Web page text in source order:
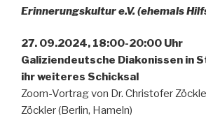
Erinnerungskultur e.V. (ehemals
27. 09.2024, 18:00-20:00 Uhr
Galiziendeutsche Diakonissen in
ihr weiteres Schicksal
Zoom-Vortrag von Dr. Christofer
Zöckler (Berlin, Hameln)